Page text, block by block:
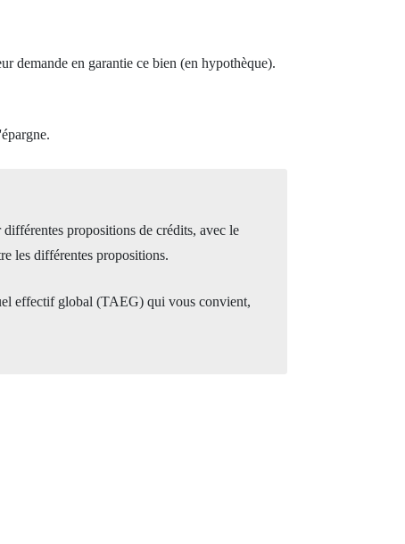
demande en garantie ce bien (en hypothèque).
propositions de crédits, avec le
les différentes propositions.
effectif global (TAEG) qui vous convient,